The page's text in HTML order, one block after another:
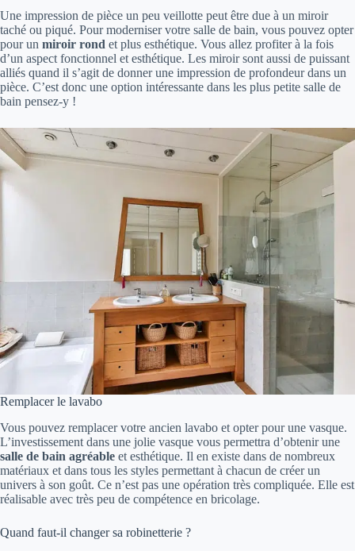
Une impression de pièce un peu veillotte peut être due à un miroir
taché ou piqué. Pour moderniser votre salle de bain, vous pouvez opter
pour un miroir rond et plus esthétique. Vous allez profiter à la fois
d’un aspect fonctionnel et esthétique. Les miroir sont aussi de puissant
alliés quand il s’agit de donner une impression de profondeur dans un
pièce. C’est donc une option intéressante dans les plus petite salle de
bain pensez-y !
Remplacer le lavabo
Vous pouvez remplacer votre ancien lavabo et opter pour une vasque.
L’investissement dans une jolie vasque vous permettra d’obtenir une
salle de bain agréable et esthétique. Il en existe dans de nombreux
matériaux et dans tous les styles permettant à chacun de créer un
univers à son goût. Ce n’est pas une opération très compliquée. Elle est
réalisable avec très peu de compétence en bricolage.
Quand faut-il changer sa robinetterie ?